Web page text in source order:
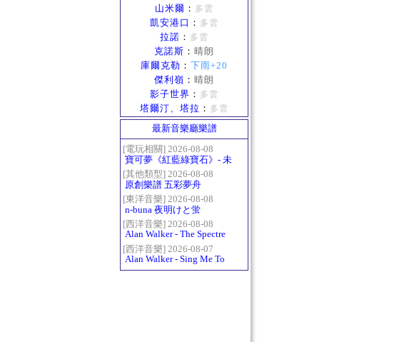
山米爾 ： 多雲
凱安港口 ： 多雲
拉諾 ： 多雲
克諾斯 ： 晴朗
庫爾克勒 ： 下雨+20
傑利嶺 ： 晴朗
影子世界 ： 多雲
塔爾汀、塔拉 ： 多雲
最新音樂廳樂譜
[電玩相關] 2026-08-08
寶可夢《紅藍綠寶石》- 未
白鎮BGM (Littleroot Town)
[其他類型] 2026-08-08
原創樂譜 五彩夢舟
[東洋音樂] 2026-08-08
n-buna 夜明けと蛍
[西洋音樂] 2026-08-08
Alan Walker - The Spectre
[西洋音樂] 2026-08-07
Alan Walker - Sing Me To
Sleep